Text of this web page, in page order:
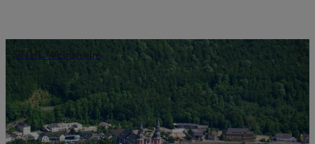
STIHL Weinsheim